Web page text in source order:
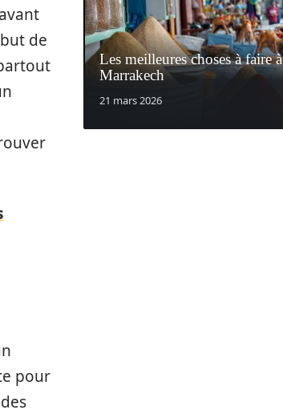
de
pour
Les meilleures choses à faire à
Marrakech
21 mars 2026